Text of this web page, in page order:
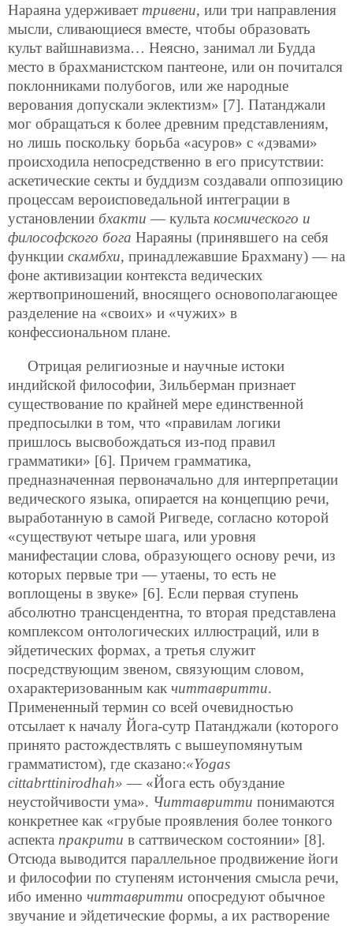
Нараяна удерживает тривени, или три направления
мысли, сливающиеся вместе, чтобы образовать
культ вайшнавизма… Неясно, занимал ли Будда
место в брахманистском пантеоне, или он почитался
поклонниками полубогов, или же народные
верования допускали эклектизм» [7]. Патанджали
мог обращаться к более древним представлениям,
но лишь поскольку борьба «асуров» с «дэвами»
происходила непосредственно в его присутствии:
аскетические секты и буддизм создавали оппозицию
процессам вероисповедальной интеграции в
установлении бхакти — культа космического и
философского бога Нараяны (принявшего на себя
функции скамбхи, принадлежавшие Брахману) — на
фоне активизации контекста ведических
жертвоприношений, вносящего основополагающее
разделение на «своих» и «чужих» в
конфессиональном плане.
Отрицая религиозные и научные истоки
индийской философии, Зильберман признает
существование по крайней мере единственной
предпосылки в том, что «правилам логики
пришлось высвобождаться из-под правил
грамматики» [6]. Причем грамматика,
предназначенная первоначально для интерпретации
ведического языка, опирается на концепцию речи,
выработанную в самой Ригведе, согласно которой
«существуют четыре шага, или уровня
манифестации слова, образующего основу речи, из
которых первые три — утаены, то есть не
воплощены в звуке» [6]. Если первая ступень
абсолютно трансцендентна, то вторая представлена
комплексом онтологических иллюстраций, или в
эйдетических формах, а третья служит
посредствующим звеном, связующим словом,
охарактеризованным как читтавритти.
Примененный термин со всей очевидностью
отсылает к началу Йога-сутр Патанджали (которого
принято растождествлять с вышеупомянутым
грамматистом), где сказано:«Yogas
cittabrttinirodhah» — «Йога есть обуздание
неустойчивости ума». Читтавритти понимаются
конкретнее как «грубые проявления более тонкого
аспекта пракрити в саттвическом состоянии» [8].
Отсюда выводится параллельное продвижение йоги
и философии по ступеням истончения смысла речи,
ибо именно читтавритти опосредуют обычное
звучание и эйдетические формы, а их растворение